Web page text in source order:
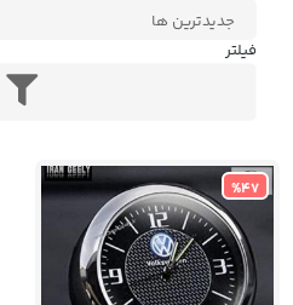
فیلتر
%47